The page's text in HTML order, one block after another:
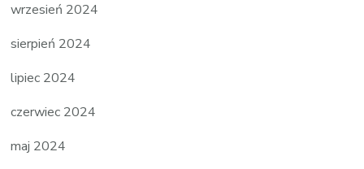
wrzesień 2024
sierpień 2024
lipiec 2024
czerwiec 2024
maj 2024